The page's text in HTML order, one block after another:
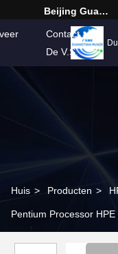
Beijing Guangtian Runze Technology Co., Ltd.
Contact
De V.S.
Huis > Producten >
Pentium Processor